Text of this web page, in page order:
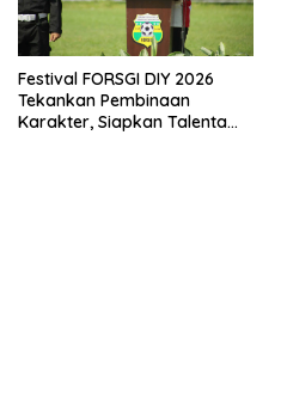
Festival FORSGI DIY 2026
Tekankan Pembinaan
Karakter, Siapkan Talenta